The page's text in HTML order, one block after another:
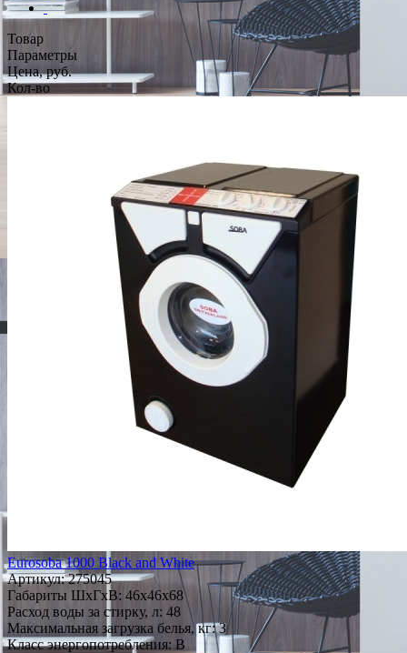
Товар
Параметры
Цена, руб.
Кол-во
Eurosoba 1000 Black and White
Артикул:275045
Габариты ШxГxВ: 46x46x68
Расход воды за стирку, л: 48
Максимальная загрузка белья, кг: 3
Класс энергопотребления: B